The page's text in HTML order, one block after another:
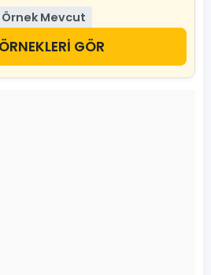
Mevcut
GÖR